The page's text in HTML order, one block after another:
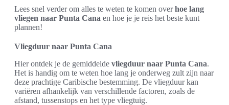
Lees snel verder om alles te weten te komen overhoe lang
vliegen naar Punta Cana en hoe je je reis het beste kunt
plannen!
Vliegduur naar Punta Cana
Hier ontdek je de gemiddelde vliegduur naar Punta Cana.
Het is handig om te weten hoe lang je onderweg zult zijn naar
deze prachtige Caribische bestemming. De vliegduur kan
variëren afhankelijk van verschillende factoren, zoals de
afstand, tussenstops en het type vliegtuig.